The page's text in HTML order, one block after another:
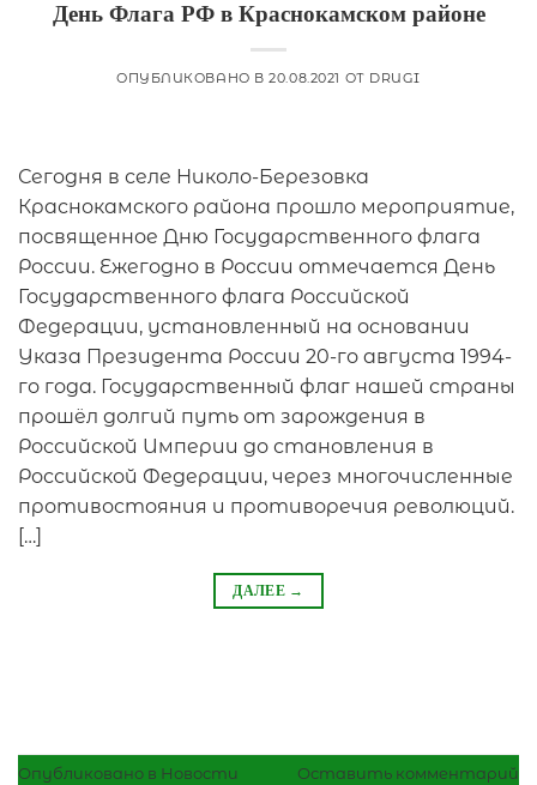
День Флага РФ в Краснокамском районе
ОПУБЛИКОВАНО В20.08.2021 ОТ DRUGI
Сегодня в селе Николо-Березовка
Краснокамского района прошло мероприятие,
посвященное Дню Государственного флага
России. Ежегодно в России отмечается День
Государственного флага Российской
Федерации, установленный на основании
Указа Президента России 20-го августа 1994-
го года. Государственный флаг нашей страны
прошёл долгий путь от зарождения в
Российской Империи до становления в
Российской Федерации, через многочисленные
противостояния и противоречия революций.
[…]
ДАЛЕЕ →
Опубликовано в Новости Оставить комментарий